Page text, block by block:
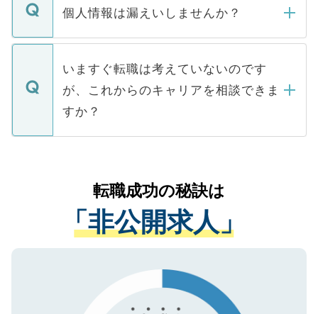
■応募殺到を避けるため 人気のある医療機
関を公にしてしまうと、応募が殺到する場
に、医療機関が求める条件に合った人材の
みを人材紹介会社に依頼するケースが増え
ています。
ん。また、仮に応募先から内定をいただい
定を承諾する必要はありません。内定先へ
の辞退の連絡はキャリアパートナーが行い
個人情報は漏えいしませんか？
個人情報が漏えいすることはありませんの
で、ご安心ください。当サイトからの登録
などで収集したご登録者様の個人情報は、
ご本人のキャリアアップおよび転職活動の
支援を目的に使用いたします。お預かりし
ているすべての個人データはご本人の許可
は、個人情報の取り扱いについての厳密な
管理基準を満たした事業者のみに付与され
る、プライバシーマークを取得済みです。
で、機密保持に関してもご安心ください。
いますぐ転職は考えていないのです
が、これからのキャリアを相談できま
すか？
かがいして、現在の医療機関の状況や紹介
経験をまじえながら、適切なアドバイスを
させていただきます。すぐにご転職をされ
ない方には、長期的なサポートが可能です
ので、まずはご登録ください。
転職成功の秘訣は
「非公開求人」